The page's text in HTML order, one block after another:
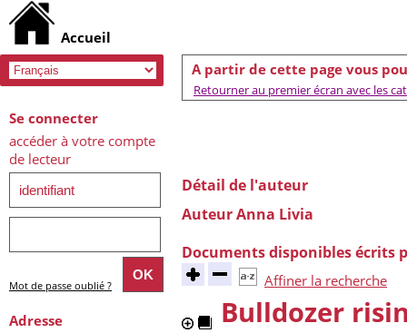
A partir de cette page vous
Retourner au premier écran avec les
Détail de l'auteur
Auteur Anna Livia
Documents disponibles écrits
Affiner la recherche
Bulldozer
Se connecter
accéder à votre compte
de lecteur
Mot de passe oublié ?
Adresse